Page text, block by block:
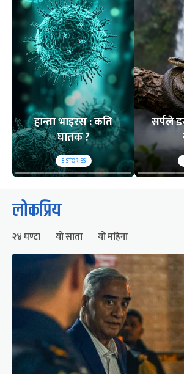
हान्ता भाइरस : कति
घातक ?
8STORIES
सर्पले
लोकप्रिय
२४ घण्टा यो साता यो महिना